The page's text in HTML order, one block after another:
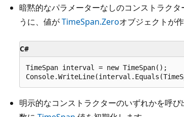
暗黙的なパラメーターなしのコンストラク
うに、値がTimeSpan.Zeroオブジェクトが作
C#
TimeSpan interval = new TimeSpan();
明示的なコンストラクターのいずれかを呼